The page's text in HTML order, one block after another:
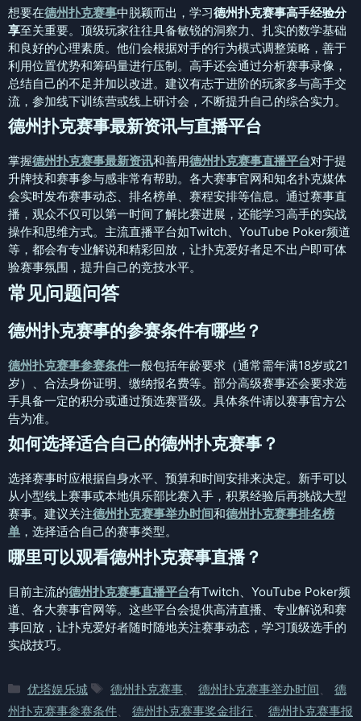
想要在德州扑克赛事中脱颖而出，学习德州扑克赛事高手经验分
享至关重要。顶级玩家往往具备敏锐的洞察力、扎实的数学基础
和良好的心理素质。他们会根据对手的行为模式调整策略，善于
利用位置优势和筹码量进行压制。高手还会通过分析赛事录像，
总结自己的不足并加以改进。建议有志于进阶的玩家多与高手交
流，参加线下训练营或线上研讨会，不断提升自己的综合实力。
德州扑克赛事最新资讯与直播平台
掌握德州扑克赛事最新资讯和善用德州扑克赛事直播平台对于提
升牌技和赛事参与感非常有帮助。各大赛事官网和知名扑克媒体
会实时发布赛事动态、排名榜单、赛程安排等信息。通过赛事直
播，观众不仅可以第一时间了解比赛进展，还能学习高手的实战
操作和思维方式。主流直播平台如Twitch、YouTube Poker频道
等，都会有专业解说和精彩回放，让扑克爱好者足不出户即可体
验赛事氛围，提升自己的竞技水平。
常见问题问答
德州扑克赛事的参赛条件有哪些？
德州扑克赛事参赛条件一般包括年龄要求（通常需年满18岁或21
岁）、合法身份证明、缴纳报名费等。部分高级赛事还会要求选
手具备一定的积分或通过预选赛晋级。具体条件请以赛事官方公
告为准。
如何选择适合自己的德州扑克赛事？
选择赛事时应根据自身水平、预算和时间安排来决定。新手可以
从小型线上赛事或本地俱乐部比赛入手，积累经验后再挑战大型
赛事。建议关注德州扑克赛事举办时间和德州扑克赛事排名榜
单 ，选择适合自己的赛事类型。
哪里可以观看德州扑克赛事直播？
目前主流的德州扑克赛事直播平台有Twitch、YouTube Poker频
道、各大赛事官网等。这些平台会提供高清直播、专业解说和赛
事回放，让扑克爱好者随时随地关注赛事动态，学习顶级选手的
实战技巧。
分
类
优塔娱乐城
标
签
德州扑克赛事 德州扑克赛事举办时间
德
州扑克赛事参赛条件
德州扑克赛事奖金排行
德州扑克赛事报